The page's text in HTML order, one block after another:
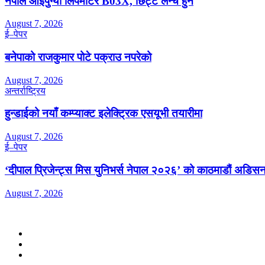
August 7, 2026
ई–पेपर
बनेपाको राजकुमार पोटे पक्राउ नपरेको
August 7, 2026
अन्तर्राष्ट्रिय
हुन्डाईको नयाँ कम्प्याक्ट इलेक्ट्रिक एसयूभी तयारीमा
August 7, 2026
ई–पेपर
‘दीपाल प्रिजेन्ट्स मिस युनिभर्स नेपाल २०२६’ को काठमाडौं
August 7, 2026